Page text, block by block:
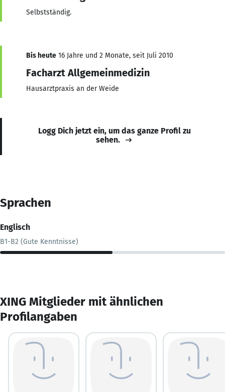
Selbstständig.
Bis heute 16 Jahre und 2 Monate, seit Juli 2010
Facharzt Allgemeinmedizin
Hausarztpraxis an der Weide
Logg Dich jetzt ein, um das ganze Profil zu
sehen.
Sprachen
Englisch
B1-B2 (Gute Kenntnisse)
XING Mitglieder mit ähnlichen
Profilangaben